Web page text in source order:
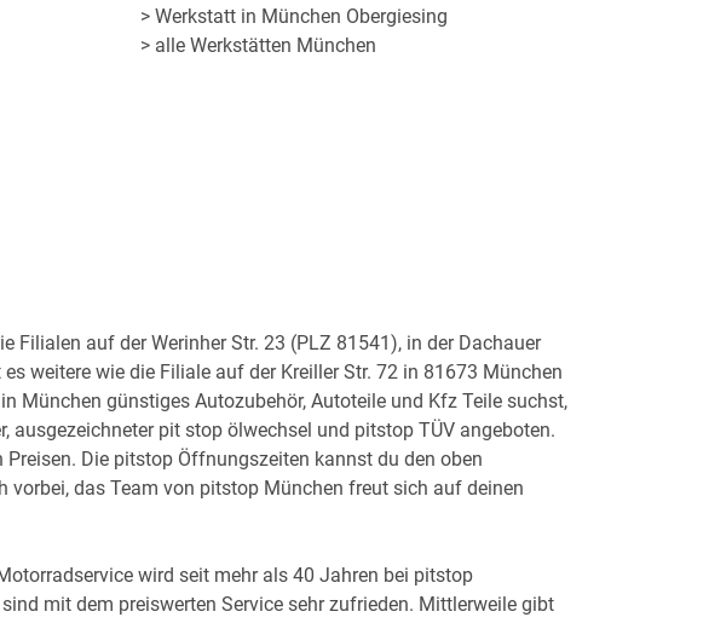
> Werkstatt in München Obergiesing
> alle Werkstätten München
auf der Werinher Str. 23 (PLZ 81541), in der Dachauer
weitere wie die Filiale auf der Kreiller Str. 72 in 81673 München
München günstiges Autozubehör, Autoteile und Kfz Teile suchst,
pit stop ölwechsel und pitstop TÜV angeboten.
Die pitstop Öffnungszeiten kannst du den oben
vorbei, das Team von pitstop München freut sich auf deinen
wird seit mehr als 40 Jahren bei pitstop
mit dem preiswerten Service sehr zufrieden. Mittlerweile gibt